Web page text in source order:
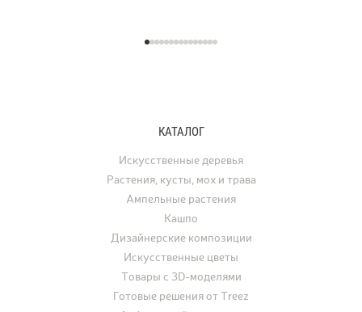
фактурная поверхность как будто
туфа, превращая любую композицию
произведение искусства.
применяют для
интерьеров.
ресторанов, офисов,
и других мероприятий.
КАТАЛОГ
Искусственные деревья
Растения, кусты, мох и трава
Ампельные растения
Кашпо
Дизайнерские композиции
Искусственные цветы
Товары с 3D-моделями
Готовые решения от Treez